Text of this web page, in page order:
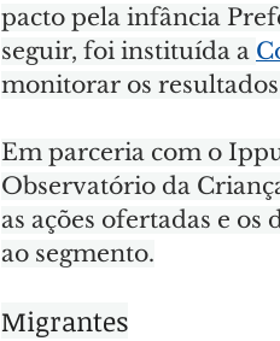
pacto pela infância
seguir, foi instituída a
monitorar os resultados
Em parceria com o
Observatório da
as ações ofertadas e
ao segmento.
Migrantes